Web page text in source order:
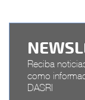
Reciba
como
DASRI